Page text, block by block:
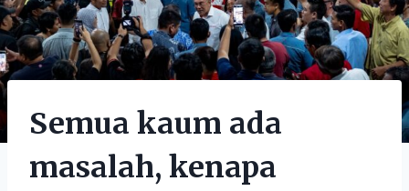
Semua kaum ada
masalah, kenapa